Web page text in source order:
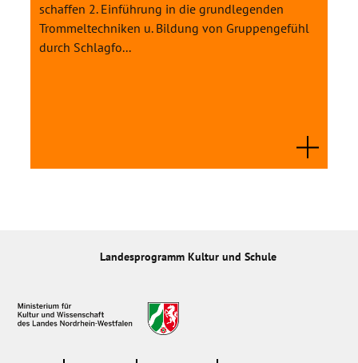
schaffen 2. Einführung in die grundlegenden
Trommeltechniken u. Bildung von Gruppengefühl
durch Schlagfo...
Landesprogramm Kultur und Schule